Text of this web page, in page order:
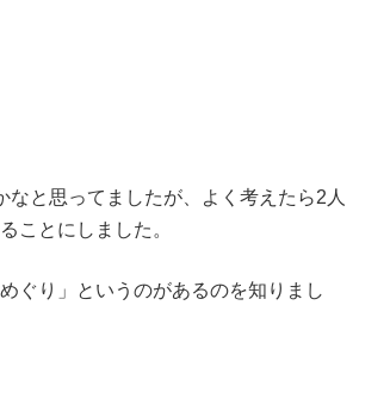
と思ってましたが、よく考えたら2人
ことにしました。
ぐり」というのがあるのを知りまし